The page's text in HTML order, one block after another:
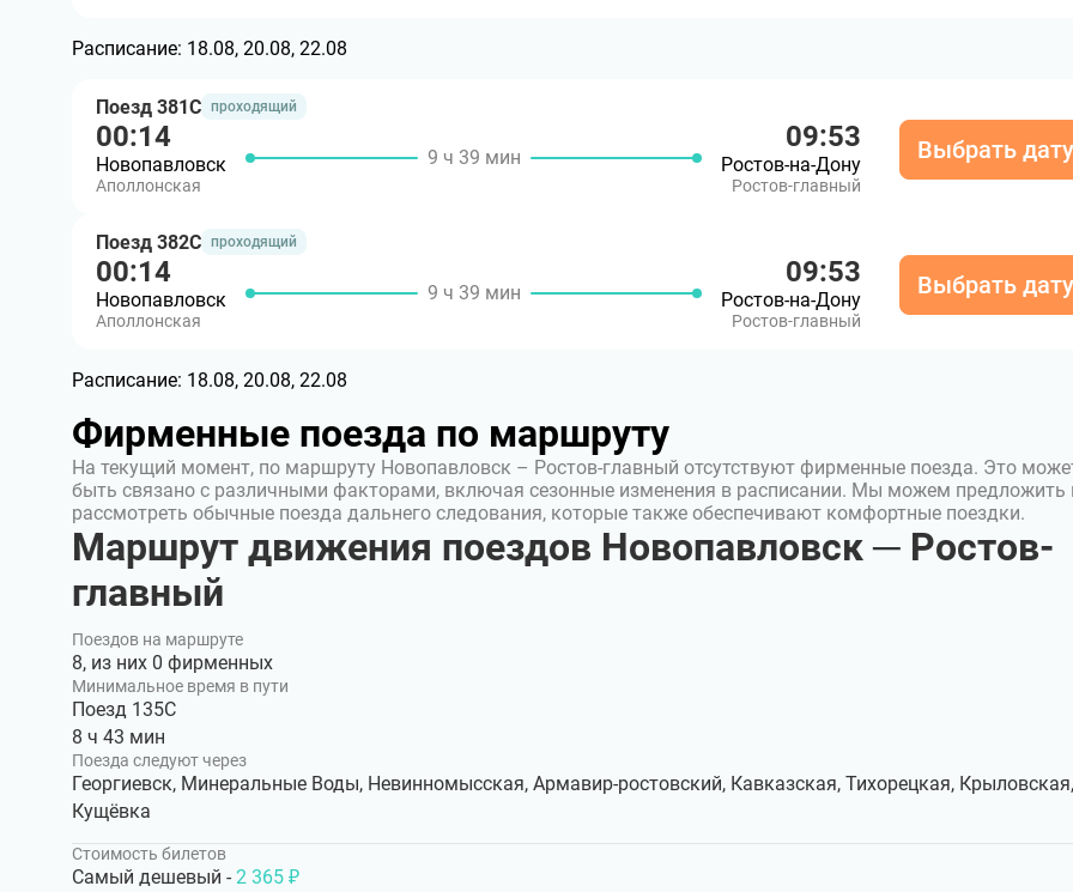
Расписание: 18.08, 20.08, 22.08
Поезд 381С проходящий
00:14
Новопавловск
Аполлонская
9 ч 39 мин
09:53
Ростов-на-Дону
Ростов-главный
Выбрать дату
Поезд 382С проходящий
00:14
Новопавловск
Аполлонская
9 ч 39 мин
09:53
Ростов-на-Дону
Ростов-главный
Выбрать дату
Расписание: 18.08, 20.08, 22.08
Фирменные поезда по маршруту
На текущий момент, по маршруту Новопавловск – Ростов-главный отсутствуют фирменные поезда. Это
быть связано с различными факторами, включая сезонные изменения в расписании. Мы можем предложить
рассмотреть обычные поезда дальнего следования, которые также обеспечивают комфортные поездки.
Маршрут движения поездов Новопавловск ─ Ростов-
главный
Поездов на маршруте
8, из них 0 фирменных
Минимальное время в пути
Поезд 135С
8 ч 43 мин
Поезда следуют через
Георгиевск, Минеральные Воды, Невинномысская, Армавир-ростовский, Кавказская, Тихорецкая, Крыловская,
Кущёвка
Стоимость билетов
Самый дешевый - 2 365 ₽